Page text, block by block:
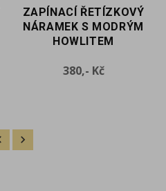
ZAPÍNACÍ ŘETÍZKOVÝ
NÁRAMEK S MODRÝM
HOWLITEM
380,- KčCena